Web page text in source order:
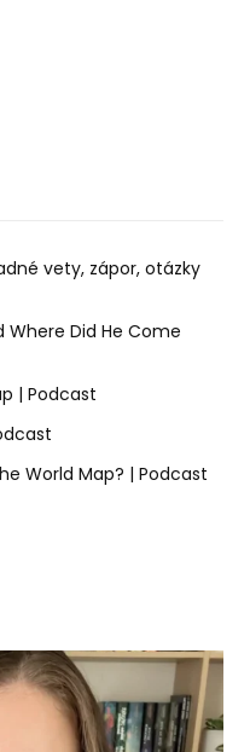
vety, zápor, otázky
Where Did He Come
| Podcast
World Map? | Podcast